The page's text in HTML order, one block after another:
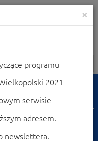
Nawigacja
×
programu
2021-
serwisie
adresem.
newslettera.